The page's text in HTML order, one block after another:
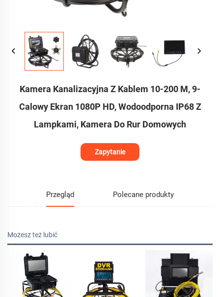
Kamera Kanalizacyjna Z Kablem 10-200 M, 9-
Calowy Ekran 1080P HD, Wodoodporna IP68 Z
Lampkami, Kamera Do Rur Domowych
Zapytanie
Przegląd Polecane produkty
Możesz też lubić